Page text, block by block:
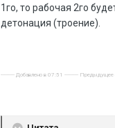
1го, то рабочая 2го
детонация (троение).
---------- Добавлено в 07:51 ----------